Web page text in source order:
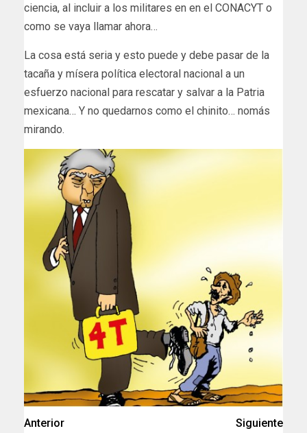
ciencia, al incluir a los militares en en el CONACYT o
como se vaya llamar ahora…
La cosa está seria y esto puede y debe pasar de la
tacaña y mísera política electoral nacional a un
esfuerzo nacional para rescatar y salvar a la Patria
mexicana… Y no quedarnos como el chinito… nomás
mirando.
Anterior
Siguiente